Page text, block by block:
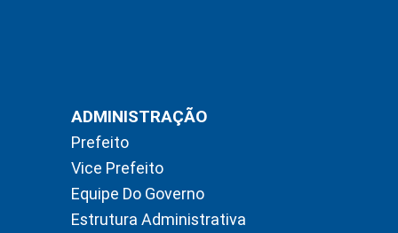
ADMINISTRAÇÃO
Prefeito
Vice Prefeito
Equipe Do Governo
Estrutura Administrativa